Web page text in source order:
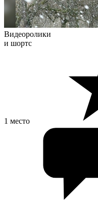
Видеоролики
и шортс
1 место